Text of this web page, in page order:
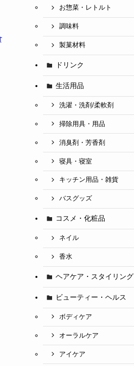
お惣菜・レトルト
調味料
製菓材料
ドリンク
生活用品
洗濯・洗剤/柔軟剤
掃除用具・用品
消臭剤・芳香剤
寝具・寝室
キッチン用品・雑貨
バスグッズ
コスメ・化粧品
ネイル
香水
ヘアケア・スタイリング
ビューティー・ヘルス
ボディケア
オーラルケア
アイケア